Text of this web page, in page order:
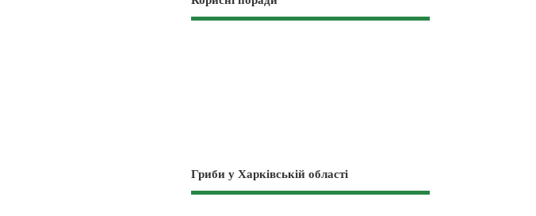
Гриби у Харківській області